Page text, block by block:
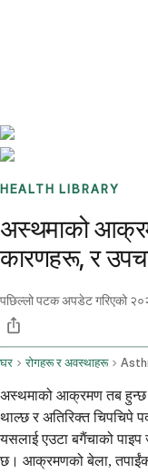
HEALTH LIBRARY
अस्थमाको
कारणहरू, र
पछिल्लो पटक अपडेट गरिएको
घर रोगहरू र अवस्थाहरू
अस्थमाको आक्रमण तब हुन्छ
थाल्छ र अतिरिक्त चिपचिपे
यसलाई एउटा बगैंचाको
छ। आक्रमणको बेला,